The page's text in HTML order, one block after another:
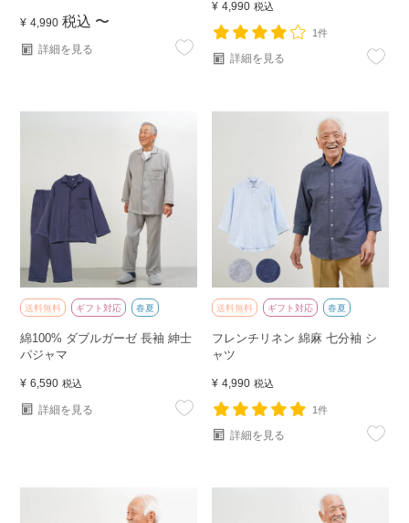
¥ 4,990 税込 〜
詳細を見る
¥ 4,990 税込
1件
詳細を見る
送料無料 ギフト対応 春夏
綿100% ダブルガーゼ 長袖 紳士
パジャマ
¥ 6,590 税込
詳細を見る
送料無料 ギフト対応 春夏
フレンチリネン 綿麻 七分袖 シ
ャツ
¥ 4,990 税込
1件
詳細を見る